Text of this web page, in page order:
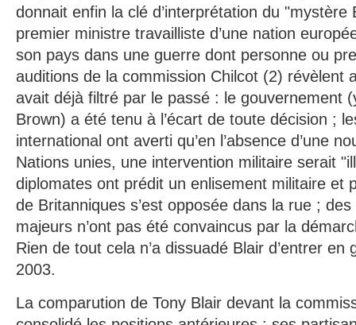
donnait enfin la clé d’interprétation du "mystère
premier ministre travailliste d’une nation
son pays dans une guerre dont personne ou
auditions de la commission Chilcot (2) révèlent
avait déjà filtré par le passé : le gouvernement
Brown) a été tenu à l’écart de toute décision ;
international ont averti qu’en l’absence d’une
Nations unies, une intervention militaire serait
diplomates ont prédit un enlisement militaire et
de Britanniques s’est opposée dans la rue ;
majeurs n’ont pas été convaincus par la
Rien de tout cela n’a dissuadé Blair d’entrer en
2003.
La comparution de Tony Blair devant la